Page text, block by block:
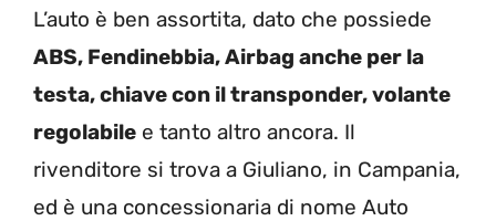
L’auto è ben assortita, dato che possiede
ABS, Fendinebbia, Airbag anche per la
testa, chiave con il transponder, volante
regolabile e tanto altro ancora. Il
rivenditore si trova a Giuliano, in Campania,
ed è una concessionaria di nome Auto